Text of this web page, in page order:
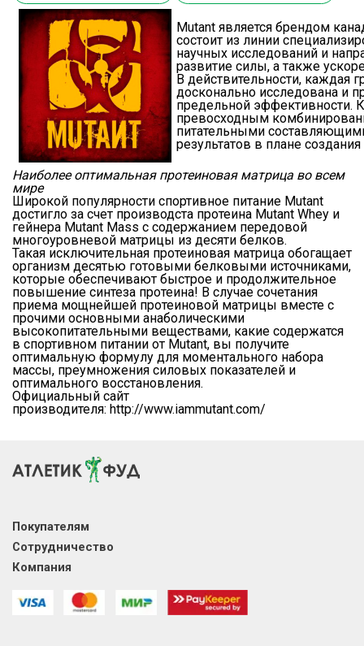
Mutant является брендом
состоит из линии
научных исследований и
развитие силы, а также
В действительности, каждая
досконально исследована и
предельной эффективности.
превосходным
питательными
результатов в плане
Наиболее оптимальная протеиновая матрица во всем
мире
Широкой популярности спортивное питание Mutant
достигло за счет производста протеина Mutant Whey и
гейнера Mutant Mass с содержанием передовой
многоуровневой матрицы из десяти белков.
Такая исключительная протеиновая матрица обогащает
организм десятью готовыми белковыми источниками,
которые обеспечивают быстрое и продолжительное
повышение синтеза протеина! В случае сочетания
приема мощнейшей протеиновой матрицы вместе с
прочими основными анаболическими
высокопитательными веществами, какие содержатся
в спортивном питании от Mutant, вы получите
оптимальную формулу для моментального набора
массы, преумножения силовых показателей и
оптимального восстановления.
Официальный сайт
производителя: http://www.iammutant.com/
Покупателям
Сотрудничество
Компания